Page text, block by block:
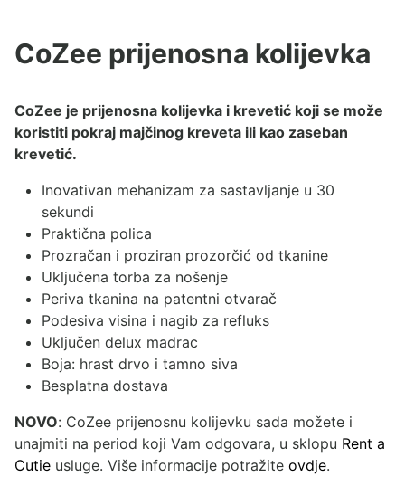
CoZee prijenosna kolijevka
CoZee je prijenosna kolijevka i krevetić koji se može
koristiti pokraj majčinog kreveta ili kao zaseban
krevetić.
Inovativan mehanizam za sastavljanje u 30
sekundi
Praktična polica
Prozračan i proziran prozorčić od tkanine
Uključena torba za nošenje
Periva tkanina na patentni otvarač
Podesiva visina i nagib za refluks
Uključen delux madrac
Boja: hrast drvo i tamno siva
Besplatna dostava
NOVO: CoZee prijenosnu kolijevku sada možete i
unajmiti na period koji Vam odgovara, u sklopu Rent a
Cutie usluge. Više informacije potražite ovdje.